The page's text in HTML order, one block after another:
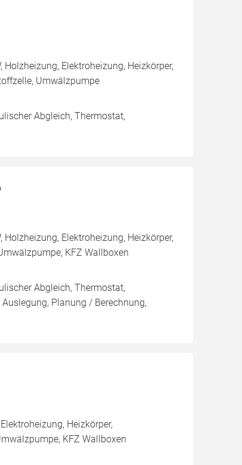
Elektroheizung, Heizkörper,
Umwälzpumpe
Abgleich, Thermostat,
Elektroheizung, Heizkörper,
KFZ Wallboxen
Abgleich, Thermostat,
Planung / Berechnung,
Heizkörper,
KFZ Wallboxen